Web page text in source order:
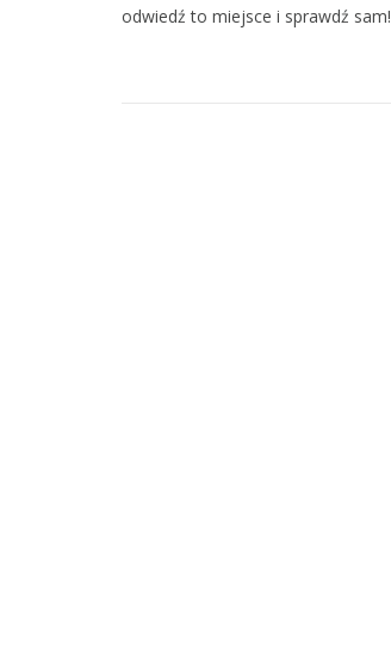
odwiedź to miejsce i sprawdź sam!